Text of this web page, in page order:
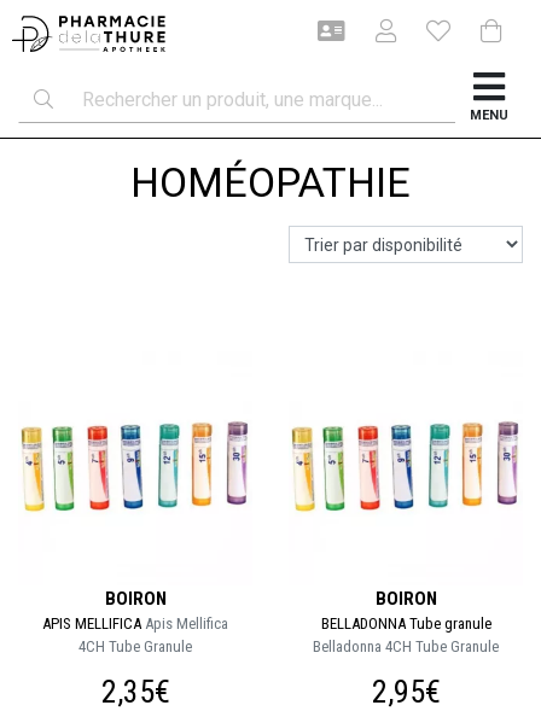
MENU
HOMÉOPATHIE
BOIRON
APIS MELLIFICA Apis Mellifica
4CH Tube Granule
2,35€
BOIRON
BELLADONNA Tube granule
Belladonna 4CH Tube Granule
2,95€